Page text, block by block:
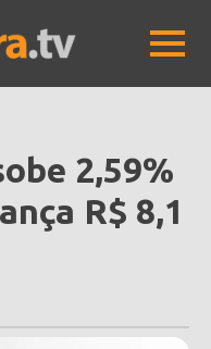
2,59%
R$ 8,1